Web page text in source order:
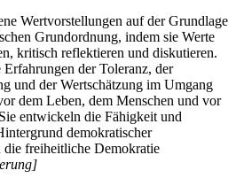
Wertvorstellungen auf der Grundlage
Grundordnung, indem sie Werte
kritisch reflektieren und diskutieren.
der Toleranz, der
und der Wertschätzung im Umgang
dem Leben, dem Menschen und vor
entwickeln die Fähigkeit und
demokratischer
freiheitliche Demokratie